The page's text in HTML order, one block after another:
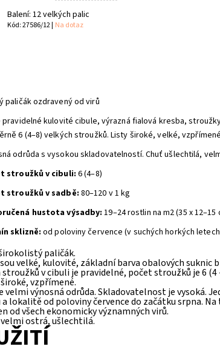
Balení: 12 velkých palic
Kód: 27586/12 | Na dotaz
paličák ozdravený od virů
pravidelné kulovité cibule, výrazná fialová kresba,
6 (4–8) velkých stroužků. Listy široké, velké,
odrůda s vysokou skladovatelností. Chuť ušlechtilá,
stroužků v cibuli: 6 (4–8)
stroužků v sadbě: 80–120 v 1 kg
hustota výsadby: 19–24 rostlin na m2 (35 x 12–15
sklizně: od poloviny července (v suchých horkých
paličák.
velké, kulovité, základní barva obalových suknic
v cibuli je pravidelné, počet stroužků je 6
vzpřímené.
velmi výnosná odrůda. Skladovatelnost je vysoká.
a lokalitě od poloviny července do začátku srpna.
od všech ekonomicky významných virů.
ostrá, ušlechtilá.